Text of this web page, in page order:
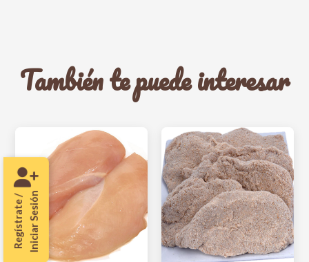
También te puede interesar
Regístrate /Iniciar Sesión